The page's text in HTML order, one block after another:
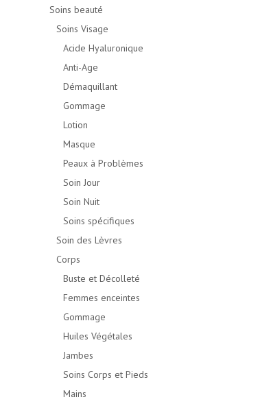
Soins beauté
Soins Visage
Acide Hyaluronique
Anti-Age
Démaquillant
Gommage
Lotion
Masque
Peaux à Problèmes
Soin Jour
Soin Nuit
Soins spécifiques
Soin des Lèvres
Corps
Buste et Décolleté
Femmes enceintes
Gommage
Huiles Végétales
Jambes
Soins Corps et Pieds
Mains